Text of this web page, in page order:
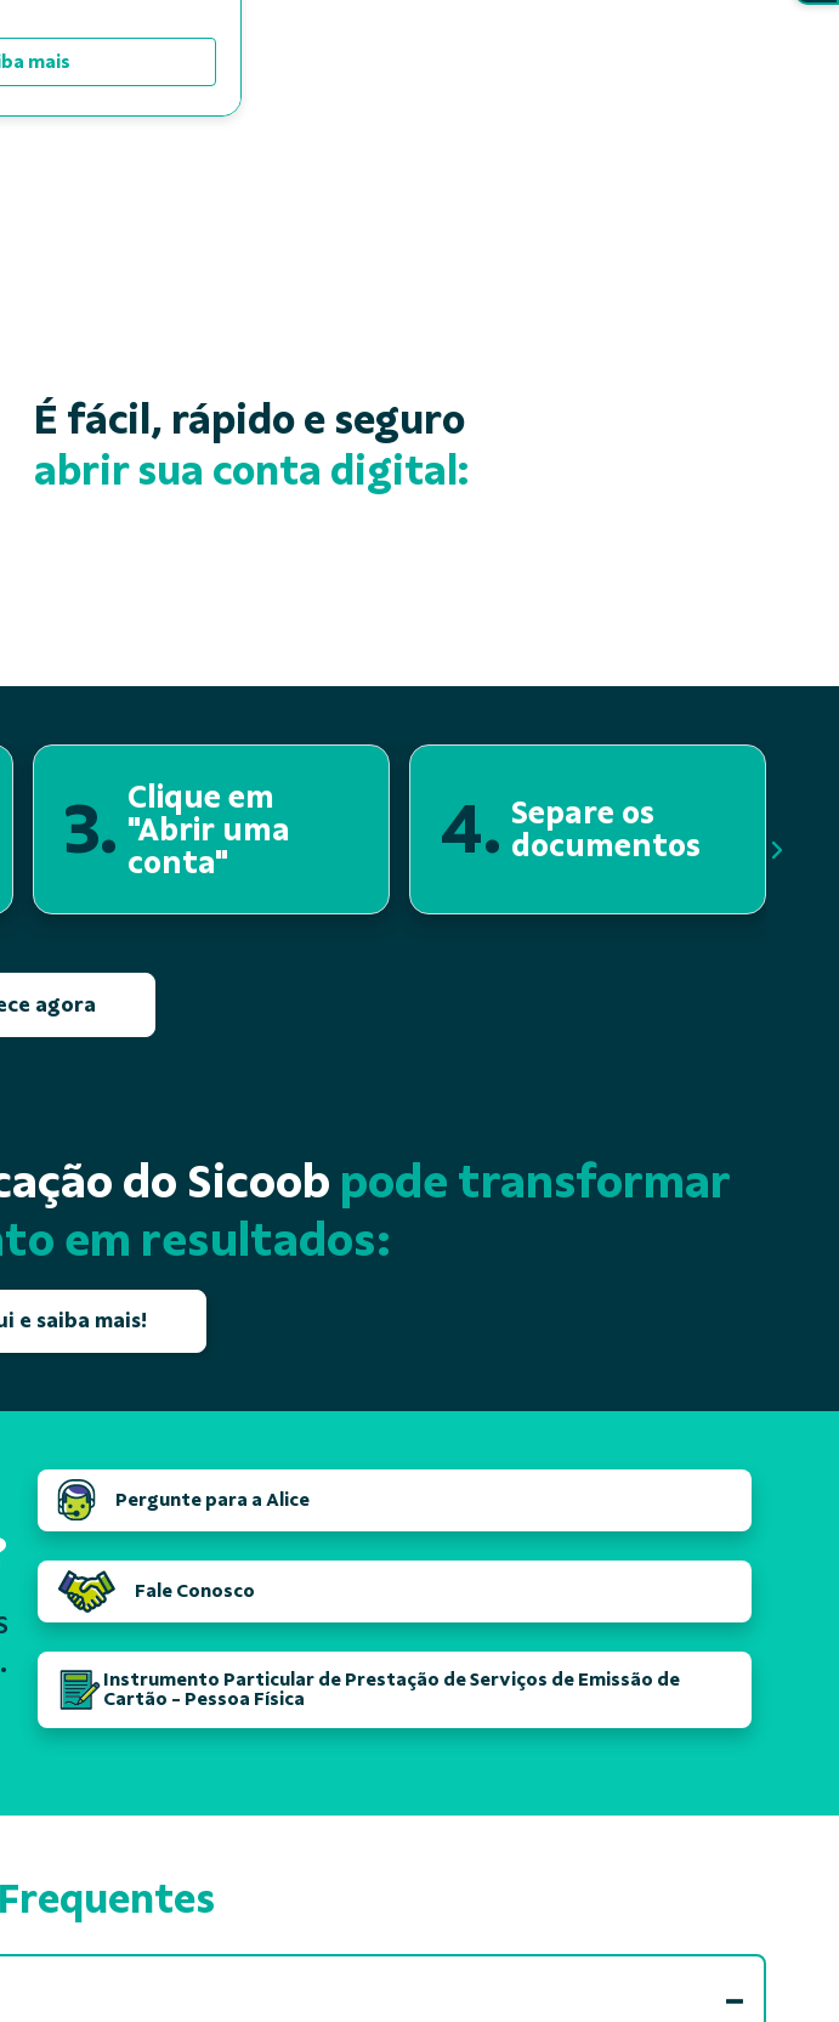
mais
É fácil, rápido e seguro
abrir sua conta digital:
3. Clique em
"Abrir uma
conta"
4. Separe os
documentos
agora
do Sicoob pode transformar
em resultados:
e saiba mais!
Pergunte para a Alice
Fale Conosco
Instrumento Particular de Prestação de Serviços de Emissão de
Cartão - Pessoa Física